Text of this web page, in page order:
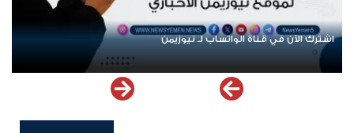
اشترك الآن في قناة الواتساب لـ نيوزيمن